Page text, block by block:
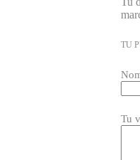
TU
Tu